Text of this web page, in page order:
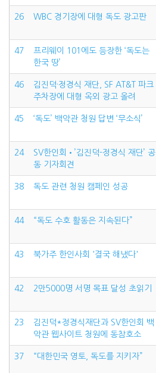
26 WBC 경기장에 대형 독도 광고판
47
프리웨이 101에도 등장한 ‘독도는
한국 땅’
46
김진덕·정경식 재단, SF AT&T 파크
주차장에 대형 옥외 광고 올려
45 ‘독도’ 백악관 청원 답변 ‘무소식’
24
SV한인회•’김진덕-정경식 재단’ 공
동 기자회견
38 독도 관련 청원 캠페인 성공
44 “독도 수호 활동은 지속된다”
43 북가주 한인사회 '결국 해냈다'
42 2만5000명 서명 목표 달성 초읽기
23
김진덕*정경식재단과 SV한인회 백
악관 웹사이트 청원에 동참호소
37 “대한민국 영토, 독도를 지키자”